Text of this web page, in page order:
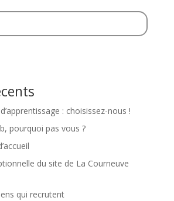
: choisissez-nous !
pourquoi pas vous ?
du site de La Courneuve
qui recrutent